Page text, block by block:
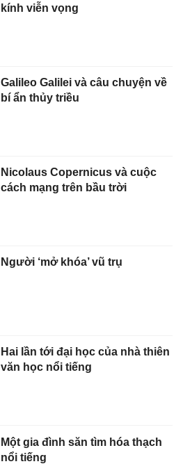
kính viễn vọng
Galileo Galilei và câu chuyện về
bí ẩn thủy triều
Nicolaus Copernicus và cuộc
cách mạng trên bầu trời
Người ‘mở khóa’ vũ trụ
Hai lần tới đại học của nhà thiên
văn học nổi tiếng
Một gia đình săn tìm hóa thạch
nổi tiếng